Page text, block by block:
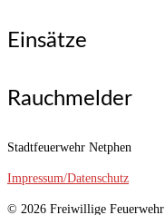
Einsätze
Rauchmelder
Stadtfeuerwehr Netphen
Impressum/Datenschutz
© 2026 Freiwillige Feuerwehr